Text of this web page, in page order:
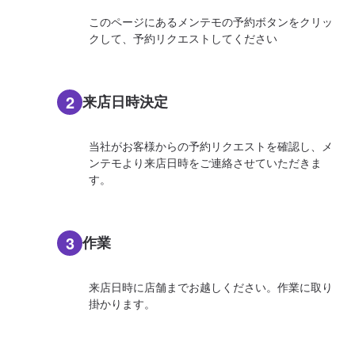
このページにあるメンテモの予約ボタンをクリッ
クして、予約リクエストしてください
2 来店日時決定
当社がお客様からの予約リクエストを確認し、メ
ンテモより来店日時をご連絡させていただきま
す。
3 作業
来店日時に店舗までお越しください。作業に取り
掛かります。